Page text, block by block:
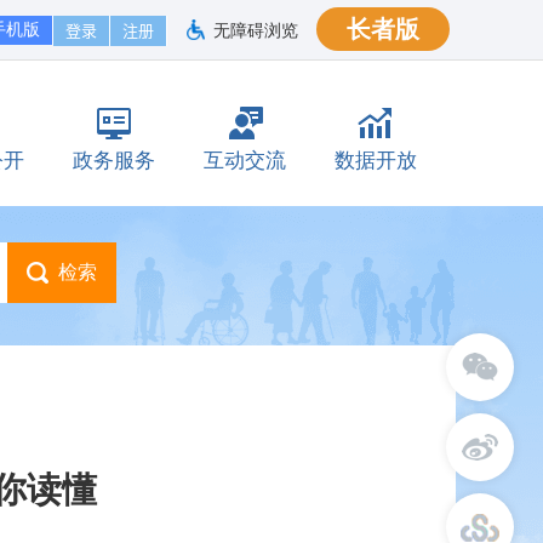
长者版
无障碍浏览
机版
政务服务 互动交流 数据开放
读懂